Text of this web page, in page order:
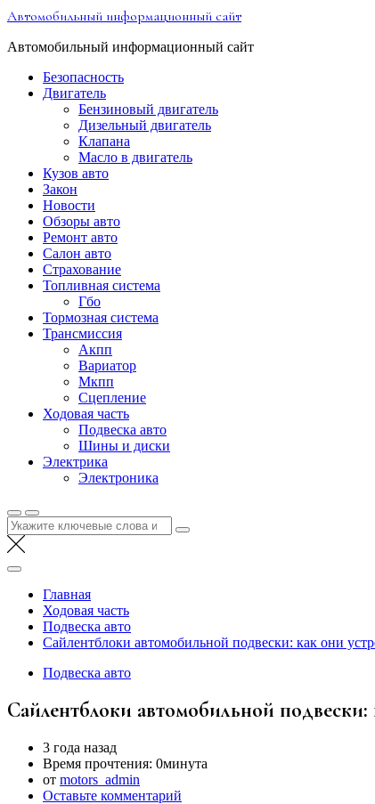
Перейти
содержимому
Автомобильный информационный сайт
Автомобильный информационный сайт
Безопасность
Двигатель
Бензиновый двигатель
Дизельный двигатель
Клапана
Масло в двигатель
Кузов авто
Закон
Новости
Обзоры авто
Ремонт авто
Салон авто
Страхование
Топливная система
Гбо
Тормозная система
Трансмиссия
Акпп
Вариатор
Мкпп
Сцепление
Ходовая часть
Подвеска авто
Шины и диски
Электрика
Электроника
Найти:
Главная
Ходовая часть
Подвеска авто
Сайлентблоки автомобильной подвески: как они
Подвеска авто
Сайлентблоки автомобильной
3 года назад
Время прочтения: 0минута
от motors_admin
Оставьте комментарий